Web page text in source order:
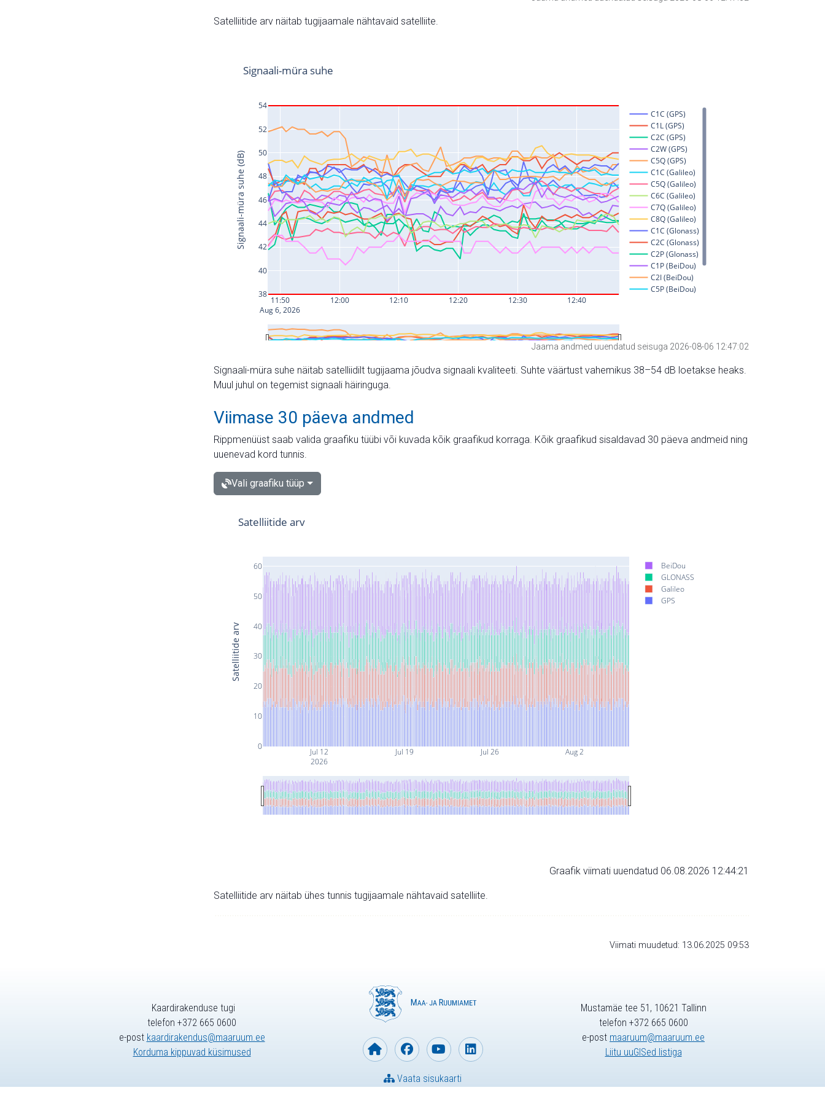
Satelliitide arv näitab tugijaamale nähtavaid satelliite.
Jaama andmed uuendatud seisuga 2026-08-06 12:47:02
Signaali-müra suhe näitab satelliidilt tugijaama jõudva signaali kvaliteeti. Suhte väärtust vahemikus 38–54 dB loetakse heaks.
Muul juhul on tegemist signaali häiringuga.
Viimase 30 päeva andmed
Rippmenüüst saab valida graafiku tüübi või kuvada kõik graafikud korraga. Kõik graafikud sisaldavad 30 päeva andmeid ning
uuenevad kord tunnis.
Vali graafiku tüüp
Jul 12
2026
Jul 19 Jul 26 Aug 2
0
10
20
30
40
50
60
BeiDou
GLONASS
Galileo
GPS
Satelliitide arv
Satelliitide arv
Graafik viimati uuendatud 06.08.2026 12:44:21
Satelliitide arv näitab ühes tunnis tugijaamale nähtavaid satelliite.
Viimati muudetud: 13.06.2025 09:53
Kaardirakenduse tugi
telefon +372 665 0600
e-post kaardirakendus@maaruum.ee
Korduma kippuvad küsimused
Vaata sisukaarti
Mustamäe tee 51, 10621 Tallinn
telefon +372 665 0600
e-post maaruum@maaruum.ee
Liitu uuGISed listiga